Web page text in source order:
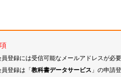
員登録には受信可能なメールアドレスが必要
員登録は「教科書データサービス 」の申請